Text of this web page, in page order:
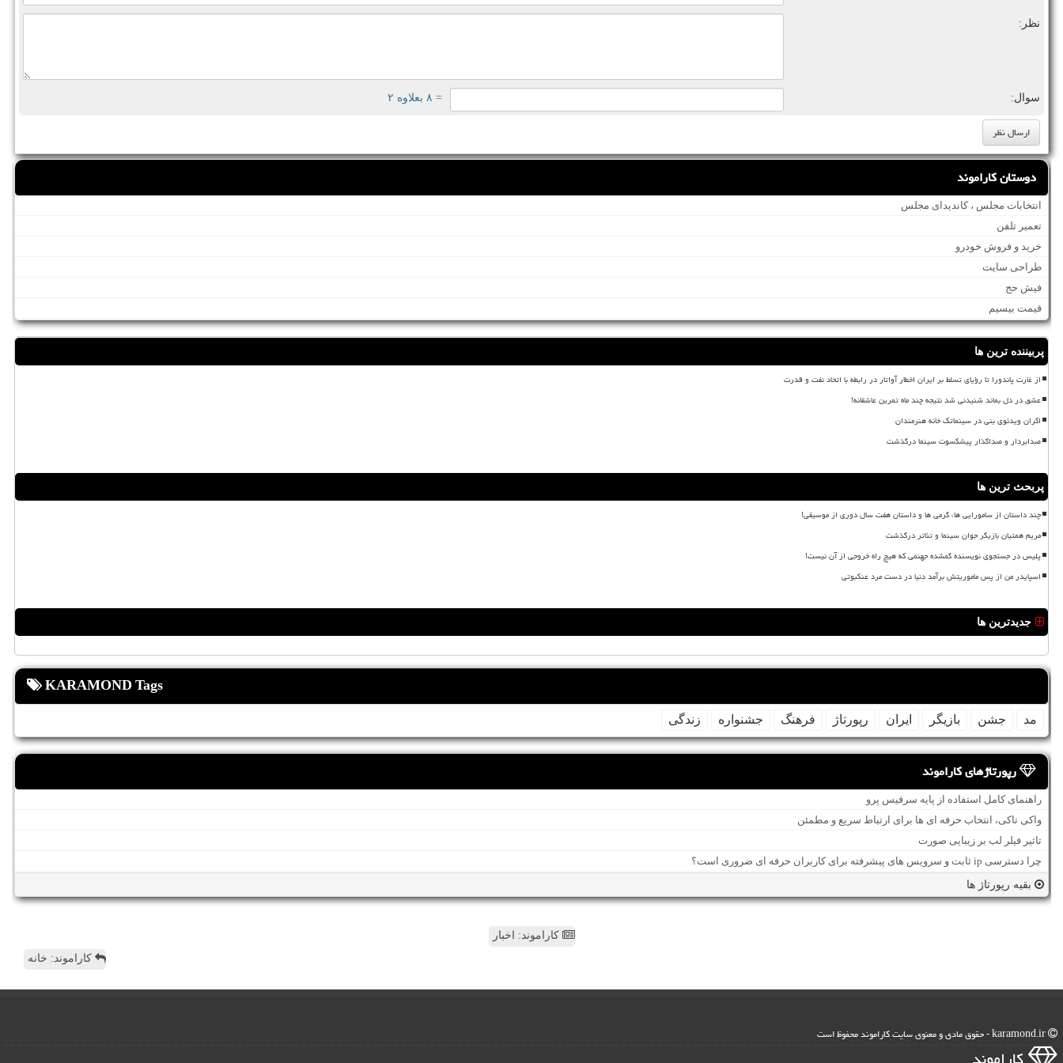
نظر:
سوال: = ۸ بعلاوه ۲
دوستان کاراموند
انتخابات مجلس ، کاندیدای مجلس
تعمیر تلفن
خرید و فروش خودرو
طراحی سایت
فیش حج
قیمت بیسیم
پربیننده ترین ها
از غارت پاندورا تا رؤیای تسلط بر ایران اخطار آواتار در رابطه با اتحاد نفت و قدرت
عشق در دل بماند شنیدنی شد نتیجه چند ماه تمرین عاشقانه!
اکران ویدئوی بنی در سینماتک خانه هنرمندان
صدابردار و صداگذار پیشکسوت سینما درگذشت
پربحث ترین ها
چند داستان از سامورایی ها، گرمی ها و داستان هفت سال دوری از موسیقی!
مریم همتیان بازیگر جوان سینما و تئاتر درگذشت
پلیس در جستجوی نویسنده گمشده جهنمی که هیچ راه خروجی از آن نیست!
اسپایدر من از پس ماموریتش برآمد دنیا در دست مرد عنکبوتی
جدیدترین ها
KARAMOND Tags
مد جشن بازیگر ایران رپورتاژ فرهنگ جشنواره زندگی
رپورتاژهای کاراموند
راهنمای کامل استفاده از پایه سرفیس پرو
واکی تاکی، انتخاب حرفه ای ها برای ارتباط سریع و مطمئن
تاثیر فیلر لب بر زیبایی صورت
چرا دسترسی ip ثابت و سرویس های پیشرفته برای کاربران حرفه ای ضروری است؟
بقیه رپورتاژ ها
کاراموند: اخبار
کاراموند: خانه